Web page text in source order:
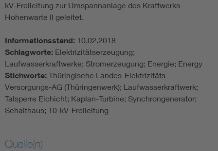
kV-Freileitung zur Umspannanlage des Kraftwerks
Hohenwarte II geleitet.
Informationsstand: 10.02.2018
Schlagworte: Elektrizitätserzeugung;
Laufwasserkraftwerke; Stromerzeugung; Energie; Energy
Stichworte: Thüringische Landes-Elektrizitäts-
Versorgungs-AG (Thüringenwerk); Laufwasserkraftwerk;
Talsperre Eichicht; Kaplan-Turbine; Synchrongenerator;
Schalthaus; 10-kV-Freileitung
Quelle(n)